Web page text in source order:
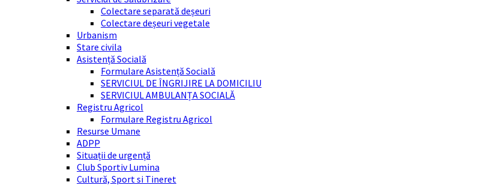
Colectare separată deșeuri
Colectare deșeuri vegetale
Urbanism
Stare civila
Asistență Socială
Formulare Asistență Socială
SERVICIUL DE ÎNGRIJIRE LA DOMICILIU
SERVICIUL AMBULANȚA SOCIALĂ
Registru Agricol
Formulare Registru Agricol
Resurse Umane
ADPP
Situații de urgență
Club Sportiv Lumina
Cultură, Sport si Tineret